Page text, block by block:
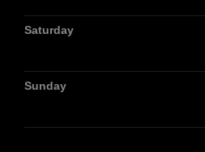
Saturday
Sunday